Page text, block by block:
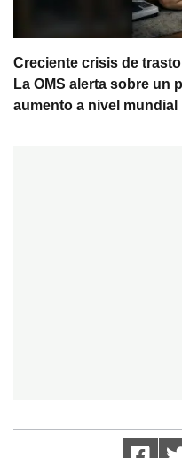
Creciente crisis de
La OMS alerta sobre un
aumento a nivel mundial